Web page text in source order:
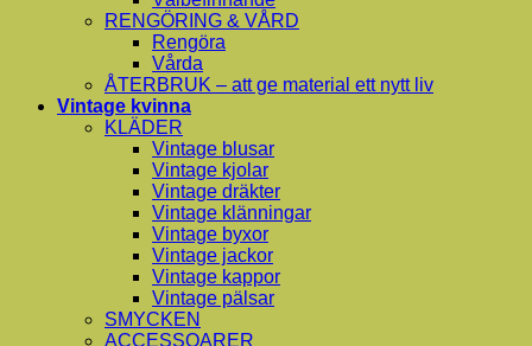
RENGÖRING & VÅRD
Rengöra
Vårda
ÅTERBRUK – att ge material ett nytt liv
Vintage kvinna
KLÄDER
Vintage blusar
Vintage kjolar
Vintage dräkter
Vintage klänningar
Vintage byxor
Vintage jackor
Vintage kappor
Vintage pälsar
SMYCKEN
ACCESSOARER